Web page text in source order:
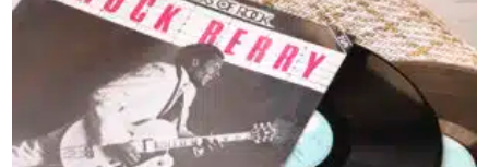
AJOUTER AU PANIER